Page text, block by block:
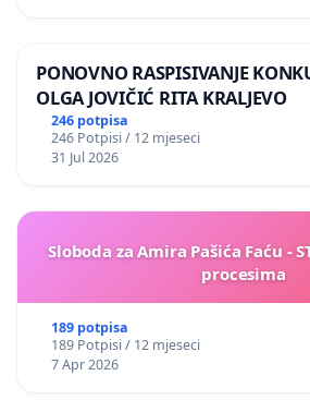
PONOVNO RASPISIVANJE
OLGA JOVIČIĆ RITA KRALJEVO
246 potpisa
246 Potpisi / 12 mjeseci
31 Jul 2026
Sloboda za Amira Pašića Faću -
procesima
189 potpisa
189 Potpisi / 12 mjeseci
7 Apr 2026